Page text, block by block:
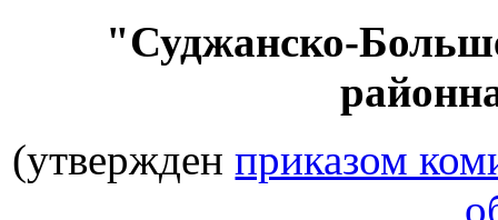
"Суджанско-
(утвержденприказом